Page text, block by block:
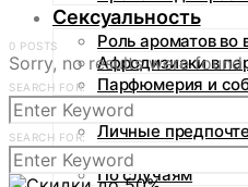
Сексуальность
Роль ароматов во
Афродизиаки в
Парфюмерия и
Аромагид
Личные
По сезонам
По случаям
0 POSTS
Sorry, no results were found.
SEARCH FOR:
SEARCH FOR: